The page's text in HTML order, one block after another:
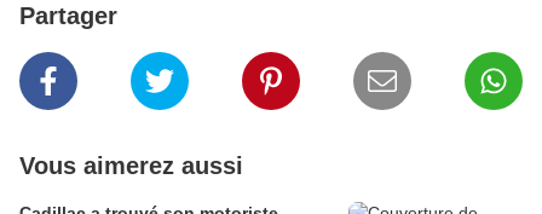
Partager
Vous aimerez aussi